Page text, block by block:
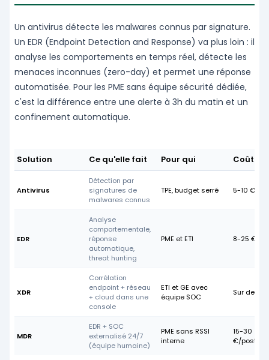
Un antivirus détecte les malwares connus par signature.
Un EDR (Endpoint Detection and Response) va plus loin : il
analyse les comportements en temps réel, détecte les
menaces inconnues (zero-day) et permet une réponse
automatisée. Pour les PME sans équipe sécurité dédiée,
c'est la différence entre une alerte à 3h du matin et un
confinement automatique.
Solution Ce qu'elle fait Pour qui Coût
Antivirus
Détection par
signatures de
malwares connus
TPE, budget serré 5-10 €/
EDR
Analyse
comportementale,
réponse
automatique,
threat hunting
PME et ETI 8-25 €/
XDR
Corrélation
endpoint + réseau
+ cloud dans une
console
ETI et GE avec
équipe SOC
Sur devis
MDR
EDR + SOC
externalisé 24/7
(équipe humaine)
PME sans RSSI
interne
15-30
€/poste/